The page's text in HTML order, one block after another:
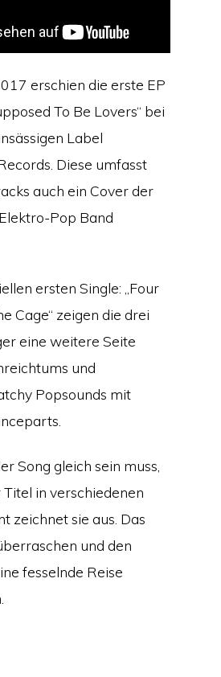
erschien die erste EP
To Be Lovers“ bei
Label
Diese umfasst
auch ein Cover der
Pop Band
ersten Single: „Four
Cage“ zeigen die drei
eine weitere Seite
und
Popsounds mit
Song gleich sein muss,
Titel in verschiedenen
zeichnet sie aus. Das
und den
fesselnde Reise